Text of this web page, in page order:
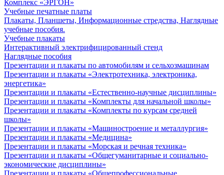
Комплекс «ЭРГОН»
Учебные печатные платы
Плакаты, Планшеты, Информационные стредства, Наглядные
учебные пособия.
Учебные плакаты
Интерактивный электрифицированный стенд
Наглядные пособия
Презентации и плакаты по автомобилям и сельхозмашинам
Презентации и плакаты «Электротехника, электроника,
энергетика»
Презентации и плакаты «Естественно-научные дисциплины»
Презентации и плакаты «Комплекты для начальной школы»
Презентации и плакаты «Комплекты по курсам средней
школы»
Презентации и плакаты «Машиностроение и металлургия»
Презентации и плакаты «Медицина»
Презентации и плакаты «Морская и речная техника»
Презентации и плакаты «Общегуманитарные и социально-
экономические дисциплины»
Презентации и плакаты «Общепрофессиональные